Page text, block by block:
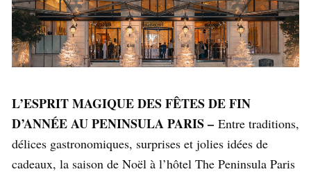
L’ESPRIT MAGIQUE DES FÊTES DE FIN
D’ANNÉE AU PENINSULA PARIS – Entre traditions,
délices gastronomiques, surprises et jolies idées de
cadeaux, la saison de Noël à l’hôtel The Peninsula Paris